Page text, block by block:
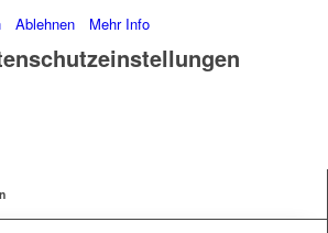
Ablehnen Mehr Info